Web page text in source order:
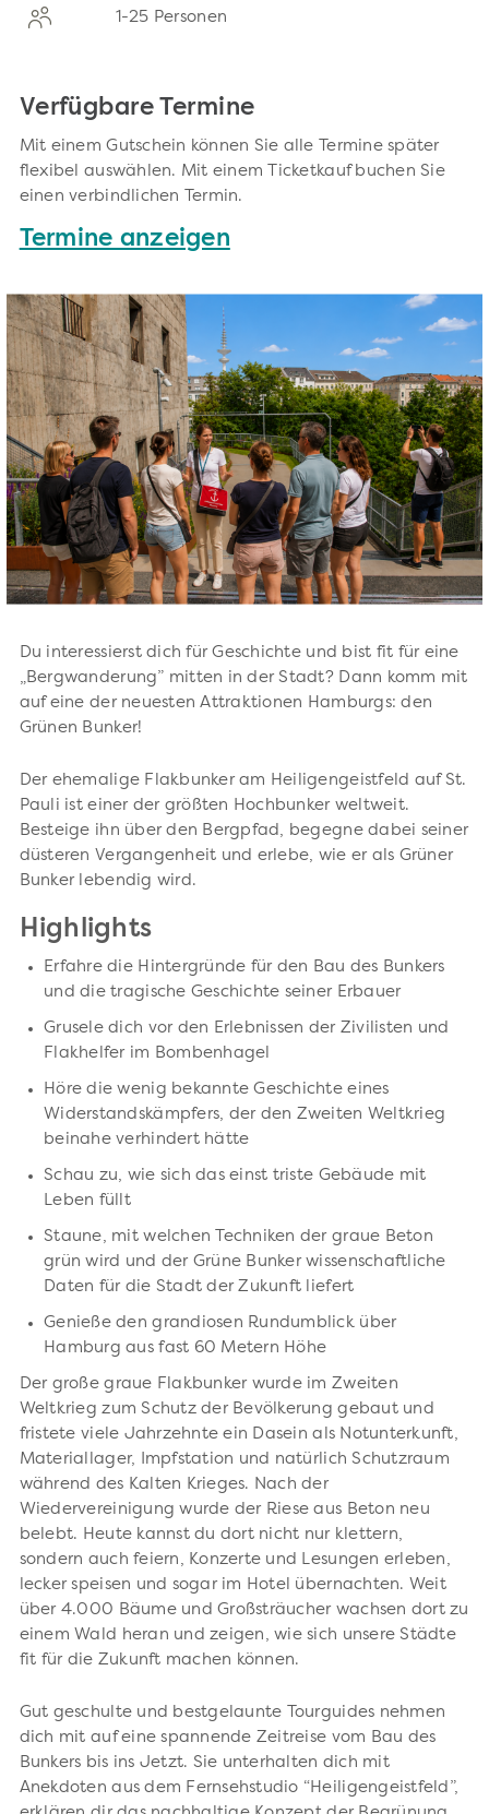
1-25 Personen
Verfügbare Termine
Mit einem Gutschein können Sie alle Termine später
flexibel auswählen. Mit einem Ticketkauf buchen Sie
einen verbindlichen Termin.
Termine anzeigen
Du interessierst dich für Geschichte und bist fit für eine
„Bergwanderung” mitten in der Stadt? Dann komm mit
auf eine der neuesten Attraktionen Hamburgs: den
Grünen Bunker!
Der ehemalige Flakbunker am Heiligengeistfeld auf St.
Pauli ist einer der größten Hochbunker weltweit.
Besteige ihn über den Bergpfad, begegne dabei seiner
düsteren Vergangenheit und erlebe, wie er als Grüner
Bunker lebendig wird.
Highlights
Erfahre die Hintergründe für den Bau des Bunkers
und die tragische Geschichte seiner Erbauer
Grusele dich vor den Erlebnissen der Zivilisten und
Flakhelfer im Bombenhagel
Höre die wenig bekannte Geschichte eines
Widerstandskämpfers, der den Zweiten Weltkrieg
beinahe verhindert hätte
Schau zu, wie sich das einst triste Gebäude mit
Leben füllt
Staune, mit welchen Techniken der graue Beton
grün wird und der Grüne Bunker wissenschaftliche
Daten für die Stadt der Zukunft liefert
Genieße den grandiosen Rundumblick über
Hamburg aus fast 60 Metern Höhe
Der große graue Flakbunker wurde im Zweiten
Weltkrieg zum Schutz der Bevölkerung gebaut und
fristete viele Jahrzehnte ein Dasein als Notunterkunft,
Materiallager, Impfstation und natürlich Schutzraum
während des Kalten Krieges. Nach der
Wiedervereinigung wurde der Riese aus Beton neu
belebt. Heute kannst du dort nicht nur klettern,
sondern auch feiern, Konzerte und Lesungen erleben,
lecker speisen und sogar im Hotel übernachten. Weit
über 4.000 Bäume und Großsträucher wachsen dort zu
einem Wald heran und zeigen, wie sich unsere Städte
fit für die Zukunft machen können.
Gut geschulte und bestgelaunte Tourguides nehmen
dich mit auf eine spannende Zeitreise vom Bau des
Bunkers bis ins Jetzt. Sie unterhalten dich mit
Anekdoten aus dem Fernsehstudio “Heiligengeistfeld”,